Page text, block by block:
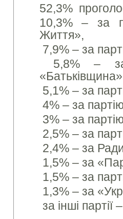
52,3%
10,3% – за
Життя»,
7,9% – за
5,8% – за
«Батьківщина»
5,1% – за
4% – за
3% – за
2,5% – за
2,4% – за
1,5% – за
1,5% – за
1,3% – за
за інші